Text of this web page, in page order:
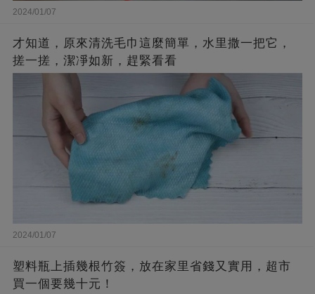
2024/01/07
才知道，原來清洗毛巾這麼簡單，水里撒一把它，
搓一搓，潔凈如新，趕緊看看
2024/01/07
塑料瓶上插幾根竹簽，放在家里省錢又實用，超市
買一個要幾十元！